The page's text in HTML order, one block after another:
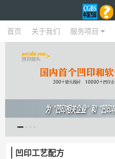
首页 关于我们 服务项目
首页 关于我们 服务项目
凹印工艺配方